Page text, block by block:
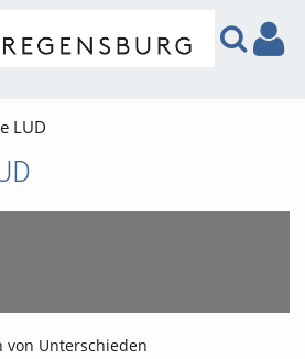
LUD
von Unterschieden